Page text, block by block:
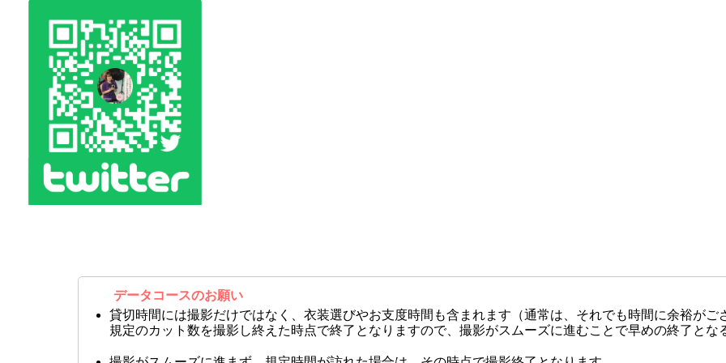
データコースのお願い
貸切時間には撮影だけではなく、衣装選びやお支度時間も含まれます（通常は、それでも時間に余裕がご
規定のカット数を撮影し終えた時点で終了となりますので、撮影がスムーズに進むことで早めの終了とな